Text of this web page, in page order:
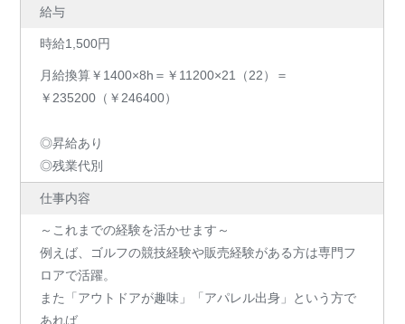
給与
時給1,500円
月給換算￥1400×8h＝￥11200×21（22）＝
￥235200（￥246400）
◎昇給あり
◎残業代別
仕事内容
～これまでの経験を活かせます～
例えば、ゴルフの競技経験や販売経験がある方は専門フ
ロアで活躍。
また「アウトドアが趣味」「アパレル出身」という方で
あれば